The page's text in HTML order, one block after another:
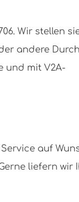
Wir stellen
andere
und mit V2A-
auf
liefern wir